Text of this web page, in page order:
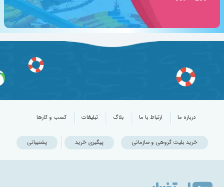
درباره ما ارتباط با ما بلاگ تبلیغات کسب و کارها
خرید بلیت گروهی و سازمانی پیگیری خرید پشتیبانی